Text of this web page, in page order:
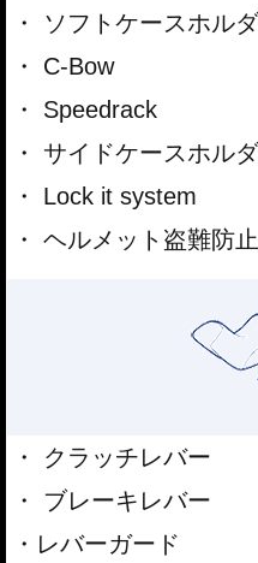
ソフトケースホル
C-Bow
Speedrack
サイドケースホル
Lock it system
ヘルメット盗難防
クラッチレバー
ブレーキレバー
レバーガード